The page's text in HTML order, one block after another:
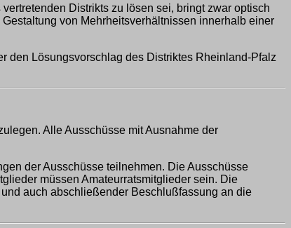
Distrikts zu lösen sei, bringt zwar optisch
von Mehrheitsverhältnissen innerhalb einer
den Lösungsvorschlag des Distriktes Rheinland-Pfalz
Alle Ausschüsse mit Ausnahme der
der Ausschüsse teilnehmen. Die Ausschüsse
müssen Amateurratsmitglieder sein. Die
auch abschließender Beschlußfassung an die